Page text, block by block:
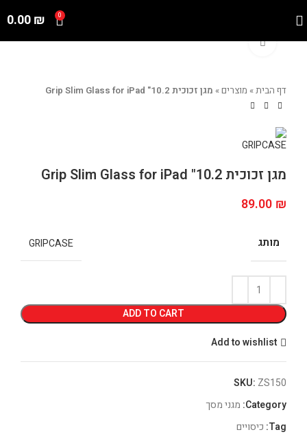
0
0.00₪
Click to enlarge
דף הבית» מוצרים» מגן זכוכית Grip Slim Glass for iPad "10.2
מגן זכוכית Grip Slim Glass for iPad "10.2
89.00 ₪
מותג GRIPCASE
ADD TO CART
Add to wishlist
SKU: ZS150
Category: מגני מסך
Tag: כיסויים